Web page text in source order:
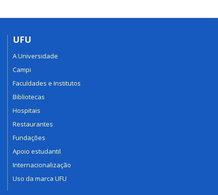
UFU
A Universidade
Campi
Faculdades e Institutos
Bibliotecas
Hospitais
Restaurantes
Fundações
Apoio estudantil
Internacionalização
Uso da marca UFU